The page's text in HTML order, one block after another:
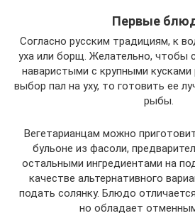
Первые
Согласно русским традициям, к
уха или борщ. Желательно, чтобы
наваристыми с крупными
выбор пал на уху, то готовить ее
рыбы.
Вегетарианцам можно
бульоне из фасоли,
остальными ингредиентами на
качестве альтернативного
подать солянку. Блюдо
но обладает